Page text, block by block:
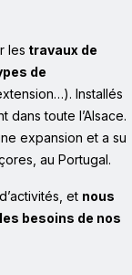
les travaux de
de
Installés
dans toute l’Alsace.
expansion et a su
au Portugal.
et nous
besoins de nos